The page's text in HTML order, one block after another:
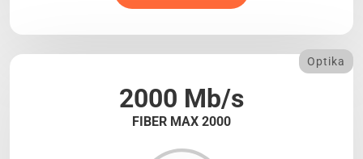
2000 Mb/s
FIBER MAX 2000
Optika